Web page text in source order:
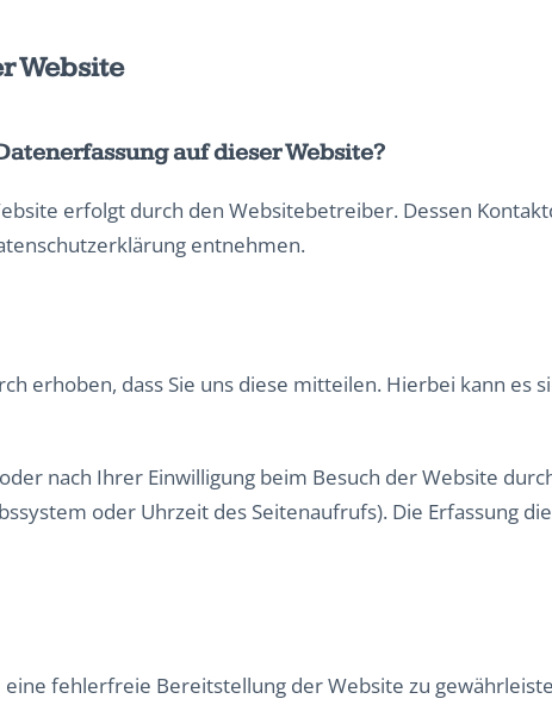
Website
auf dieser Website?
erfolgt durch den Websitebetreiber. Dessen
entnehmen.
erhoben, dass Sie uns diese mitteilen. Hierbei kann es
nach Ihrer Einwilligung beim Besuch der Website
oder Uhrzeit des Seitenaufrufs). Die Erfassung
fehlerfreie Bereitstellung der Website zu